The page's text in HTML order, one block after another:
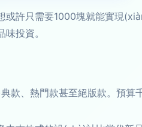
許只需要1000塊就能實現
投資。
款、熱門款甚至絕版款。預